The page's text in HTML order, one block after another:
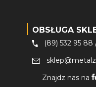
OBSŁUGA
(89) 532 95 88
Znajdz nas na